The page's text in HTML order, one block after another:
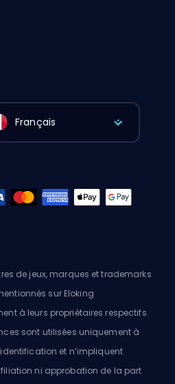
Français
de jeux, marques et trademarks
sur Eloking
à leurs propriétaires respectifs.
sont utilisées uniquement à
et n’impliquent
ni approbation de la part